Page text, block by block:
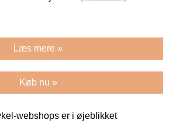
Læs mere »
Køb nu »
webshops er i øjeblikket